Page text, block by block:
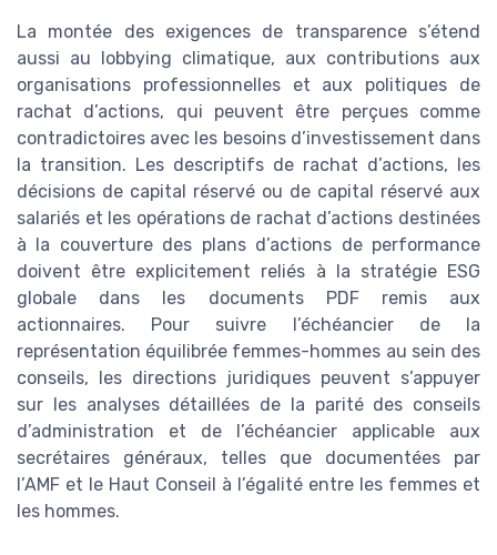
La montée des exigences de transparence s’étend
aussi au lobbying climatique, aux contributions aux
organisations professionnelles et aux politiques de
rachat d’actions, qui peuvent être perçues comme
contradictoires avec les besoins d’investissement dans
la transition. Les descriptifs de rachat d’actions, les
décisions de capital réservé ou de capital réservé aux
salariés et les opérations de rachat d’actions destinées
à la couverture des plans d’actions de performance
doivent être explicitement reliés à la stratégie ESG
globale dans les documents PDF remis aux
actionnaires. Pour suivre l’échéancier de la
représentation équilibrée femmes-hommes au sein des
conseils, les directions juridiques peuvent s’appuyer
sur les analyses détaillées de la parité des conseils
d’administration et de l’échéancier applicable aux
secrétaires généraux, telles que documentées par
l’AMF et le Haut Conseil à l’égalité entre les femmes et
les hommes.